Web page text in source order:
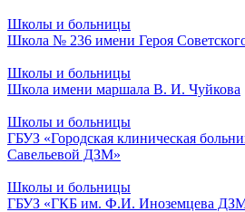
Школы и больницы
Школа № 236 имени Героя
Школы и больницы
Школа имени маршала В. И. Чуйкова
Школы и больницы
ГБУЗ «Городская клиническая
Савельевой ДЗМ»
Школы и больницы
ГБУЗ «ГКБ им. Ф.И. Иноземцева